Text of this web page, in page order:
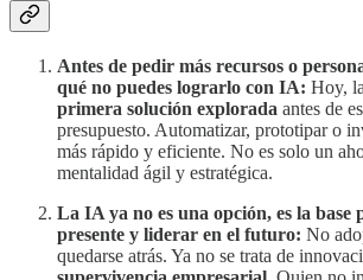
Antes de pedir más recursos o
qué no puedes lograrlo con IA: Hoy,
primera solución explorada antes de
presupuesto. Automatizar, prototipar o
más rápido y eficiente. No es solo un
mentalidad ágil y estratégica.
La IA ya no es una opción, es la base
presente y liderar en el futuro: No
quedarse atrás. Ya no se trata de